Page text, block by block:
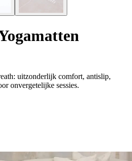
uitzonderlijk comfort, antislip,
onvergetelijke sessies.